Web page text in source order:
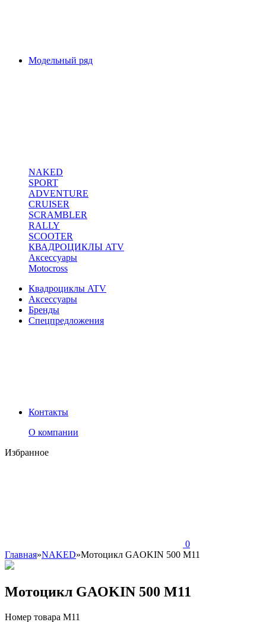
Модельный ряд
NAKED
SPORT
ADVENTURE
CRUISER
SCRAMBLER
RALLY
SCOOTER
КВАДРОЦИКЛЫ ATV
Аксессуары
Motocross
Квадроциклы ATV
Аксессуары
Бренды
Спецпредложения
Контакты
О компании
Избранное
0
Главная»NAKED»Мотоцикл GAOKIN 500 M11
Мотоцикл GAOKIN 500 M11
Номер товара M11